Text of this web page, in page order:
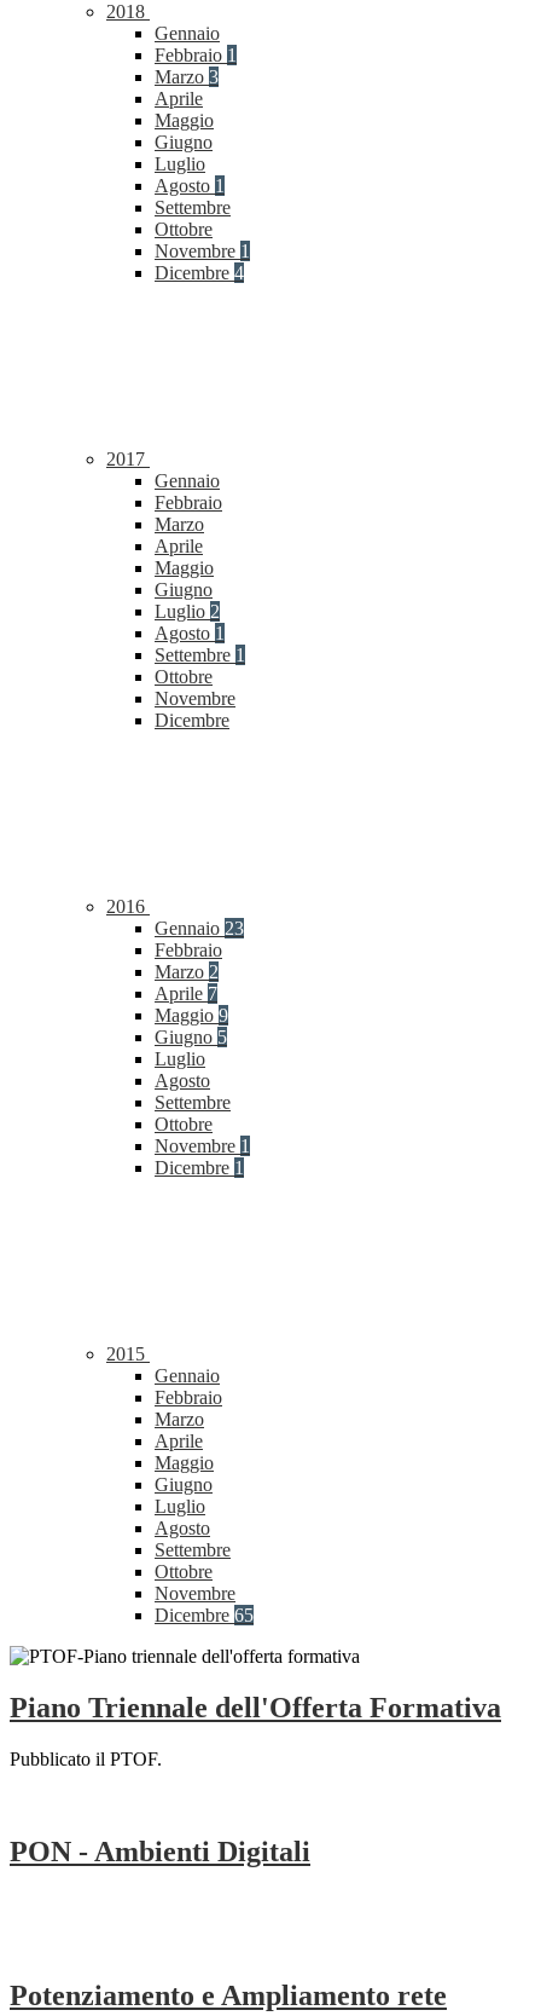
2018
Gennaio
Febbraio 1
Marzo 3
Aprile
Maggio
Giugno
Luglio
Agosto 1
Settembre
Ottobre
Novembre 1
Dicembre 4
2017
Gennaio
Febbraio
Marzo
Aprile
Maggio
Giugno
Luglio 2
Agosto 1
Settembre 1
Ottobre
Novembre
Dicembre
2016
Gennaio 23
Febbraio
Marzo 2
Aprile 7
Maggio 9
Giugno 5
Luglio
Agosto
Settembre
Ottobre
Novembre 1
Dicembre 1
2015
Gennaio
Febbraio
Marzo
Aprile
Maggio
Giugno
Luglio
Agosto
Settembre
Ottobre
Novembre
Dicembre 65
Piano Triennale dell'Offerta Formativa
Pubblicato il PTOF.
PON - Ambienti Digitali
Potenziamento e Ampliamento rete